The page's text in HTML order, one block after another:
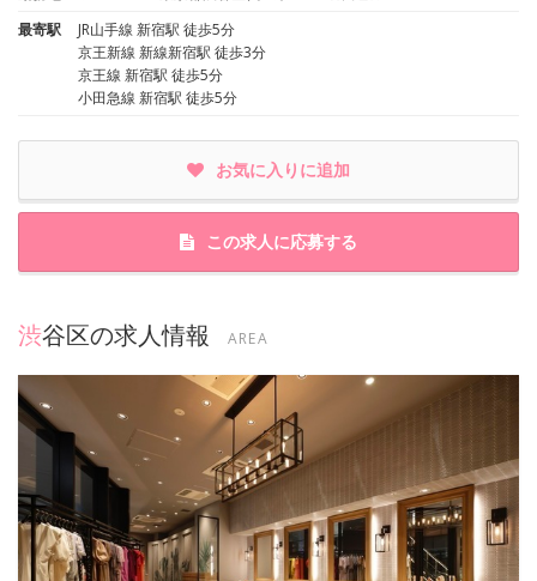
最寄駅
JR山手線 新宿駅 徒歩5分
京王新線 新線新宿駅 徒歩3分
京王線 新宿駅 徒歩5分
小田急線 新宿駅 徒歩5分
お気に入りに追加
この求人に応募する
渋谷区の求人情報 AREA